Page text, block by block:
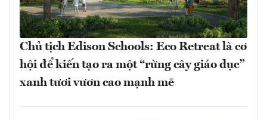
Chủ tịch Edison Schools: Eco Retreat là cơ
hội để kiến tạo ra một “rừng cây giáo dục”
xanh tươi vươn cao mạnh mẽ